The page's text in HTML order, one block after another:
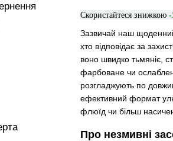
Скористайтеся знижкою
Зазвичай наш
хто відповідає за
воно швидко тьмяніє,
фарбоване чи
розгладжують по
ефективний формат
флюїд чи більш
Про незмивні